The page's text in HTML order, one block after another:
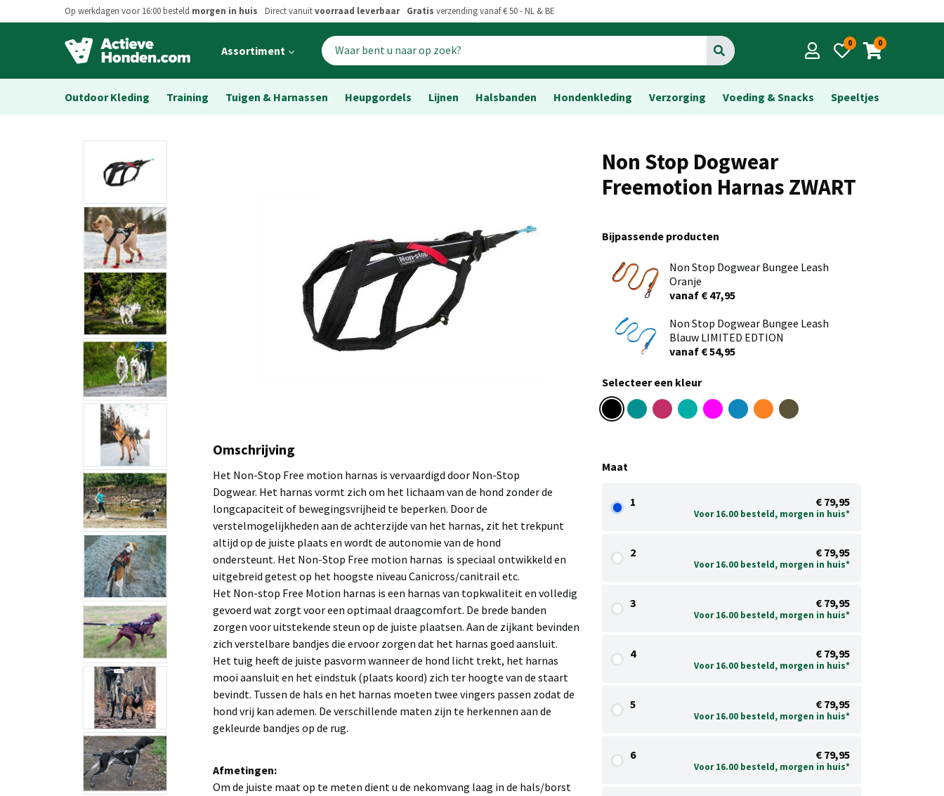
Op werkdagen voor 16:00 besteld morgen in huis Direct vanuitvoorraad leverbaar Gratis verzending vanaf € 50 - NL & BE
Open
menu
Assortiment Go 0 0
Outdoor Kleding Training Tuigen & Harnassen Heupgordels Lijnen Halsbanden Hondenkleding Verzorging Voeding & Snacks Speeltjes
Non Stop Dogwear
Freemotion Harnas ZWART
Bijpassende producten
Non Stop Dogwear Bungee Leash
Oranje
vanaf € 47,95
Non Stop Dogwear Bungee Leash
Blauw LIMITED EDTION
vanaf € 54,95
Selecteer een kleur
Maat
1 € 79,95
Voor 16.00 besteld, morgen in huis*
2 € 79,95
Voor 16.00 besteld, morgen in huis*
3 € 79,95
Voor 16.00 besteld, morgen in huis*
4 € 79,95
Voor 16.00 besteld, morgen in huis*
5 € 79,95
Voor 16.00 besteld, morgen in huis*
6 € 79,95
Voor 16.00 besteld, morgen in huis*
Omschrijving
Het Non-Stop Free motion harnas is vervaardigd door Non-Stop
Dogwear. Het harnas vormt zich om het lichaam van de hond zonder de
longcapaciteit of bewegingsvrijheid te beperken. Door de
verstelmogelijkheden aan de achterzijde van het harnas, zit het trekpunt
altijd op de juiste plaats en wordt de autonomie van de hond
ondersteunt. Het Non-Stop Free motion harnas is speciaal ontwikkeld en
uitgebreid getest op het hoogste niveau Canicross/canitrail etc.
Het Non-stop Free Motion harnas is een harnas van topkwaliteit en volledig
gevoerd wat zorgt voor een optimaal draagcomfort. De brede banden
zorgen voor uitstekende steun op de juiste plaatsen. Aan de zijkant bevinden
zich verstelbare bandjes die ervoor zorgen dat het harnas goed aansluit.
Het tuig heeft de juiste pasvorm wanneer de hond licht trekt, het harnas
mooi aansluit en het eindstuk (plaats koord) zich ter hoogte van de staart
bevindt. Tussen de hals en het harnas moeten twee vingers passen zodat de
hond vrij kan ademen. De verschillende maten zijn te herkennen aan de
gekleurde bandjes op de rug.
Afmetingen:
Om de juiste maat op te meten dient u de nekomvang laag in de hals/borst